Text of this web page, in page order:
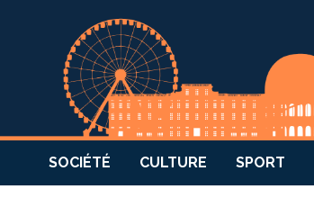
SOCIÉTÉ CULTURE SPORT